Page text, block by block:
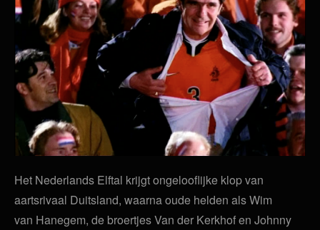
Het Nederlands Elftal krijgt ongelooflijke klop van
aartsrivaal Duitsland, waarna oude helden als Wim
van Hanegem, de broertjes Van der Kerkhof en Johnny